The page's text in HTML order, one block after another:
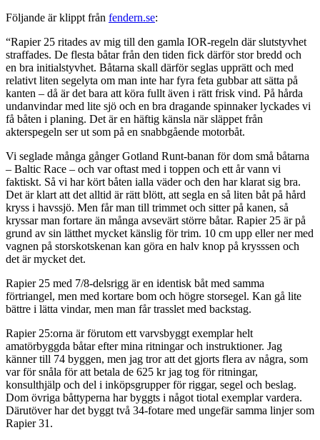
Följande är klippt från fendern.se:
“Rapier 25 ritades av mig till den gamla IOR-regeln där slutstyvhet
straffades. De flesta båtar från den tiden fick därför stor bredd och
en bra initialstyvhet. Båtarna skall därför seglas upprätt och med
relativt liten segelyta om man inte har fyra feta gubbar att sätta på
kanten – då är det bara att köra fullt även i rätt frisk vind. På hårda
undanvindar med lite sjö och en bra dragande spinnaker lyckades vi
få båten i planing. Det är en häftig känsla när släppet från
akterspegeln ser ut som på en snabbgående motorbåt.
Vi seglade många gånger Gotland Runt-banan för dom små båtarna
– Baltic Race – och var oftast med i toppen och ett år vann vi
faktiskt. Så vi har kört båten ialla väder och den har klarat sig bra.
Det är klart att det alltid är rätt blött, att segla en så liten båt på hård
kryss i havssjö. Men får man till trimmet och sitter på kanen, så
kryssar man fortare än många avsevärt större båtar. Rapier 25 är på
grund av sin lätthet mycket känslig för trim. 10 cm upp eller ner med
vagnen på storskotskenan kan göra en halv knop på krysssen och
det är mycket det.
Rapier 25 med 7/8-delsrigg är en identisk båt med samma
förtriangel, men med kortare bom och högre storsegel. Kan gå lite
bättre i lätta vindar, men man får trasslet med backstag.
Rapier 25:orna är förutom ett varvsbyggt exemplar helt
amatörbyggda båtar efter mina ritningar och instruktioner. Jag
känner till 74 byggen, men jag tror att det gjorts flera av några, som
var för snåla för att betala de 625 kr jag tog för ritningar,
konsulthjälp och del i inköpsgrupper för riggar, segel och beslag.
Dom övriga båttyperna har byggts i något tiotal exemplar vardera.
Därutöver har det byggt två 34-fotare med ungefär samma linjer som
Rapier 31.